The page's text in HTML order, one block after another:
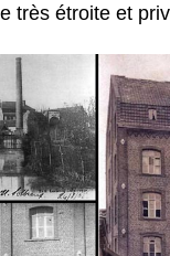
très étroite et